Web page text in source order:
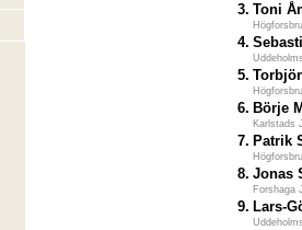
3. Toni
4.
5.
6. Börje
Karlstads
7. Patrik
8. Jonas
Forshaga
9. Lars-